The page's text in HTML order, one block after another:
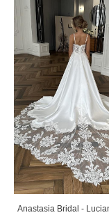
Anastasia Bridal -